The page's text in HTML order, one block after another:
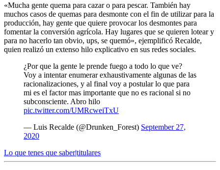
«Mucha gente quema para cazar o para pescar. También hay
muchos casos de quemas para desmonte con el fin de utilizar para la
producción, hay gente que quiere provocar los desmontes para
fomentar la conversión agrícola. Hay lugares que se quieren lotear y
para no hacerlo tan obvio, ups, se quemó», ejemplificó Recalde,
quien realizó un extenso hilo explicativo en sus redes sociales.
¿Por que la gente le prende fuego a todo lo que ve?
Voy a intentar enumerar exhaustivamente algunas de las
racionalizaciones, y al final voy a postular lo que para
mi es el factor mas importante que no es racional si no
subconsciente. Abro hilo
pic.twitter.com/UMRcweiTxU
— Luis Recalde (@Drunken_Forest) September 27,
2020
Lo que tenes que saber|titulares